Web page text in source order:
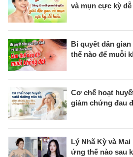
và mụn cực kỳ
Bí quyết dân
thế nào để muỗi
Cơ chế hoạt
giảm chứng đau
Lý Nhã Kỳ và
ứng thế nào sau